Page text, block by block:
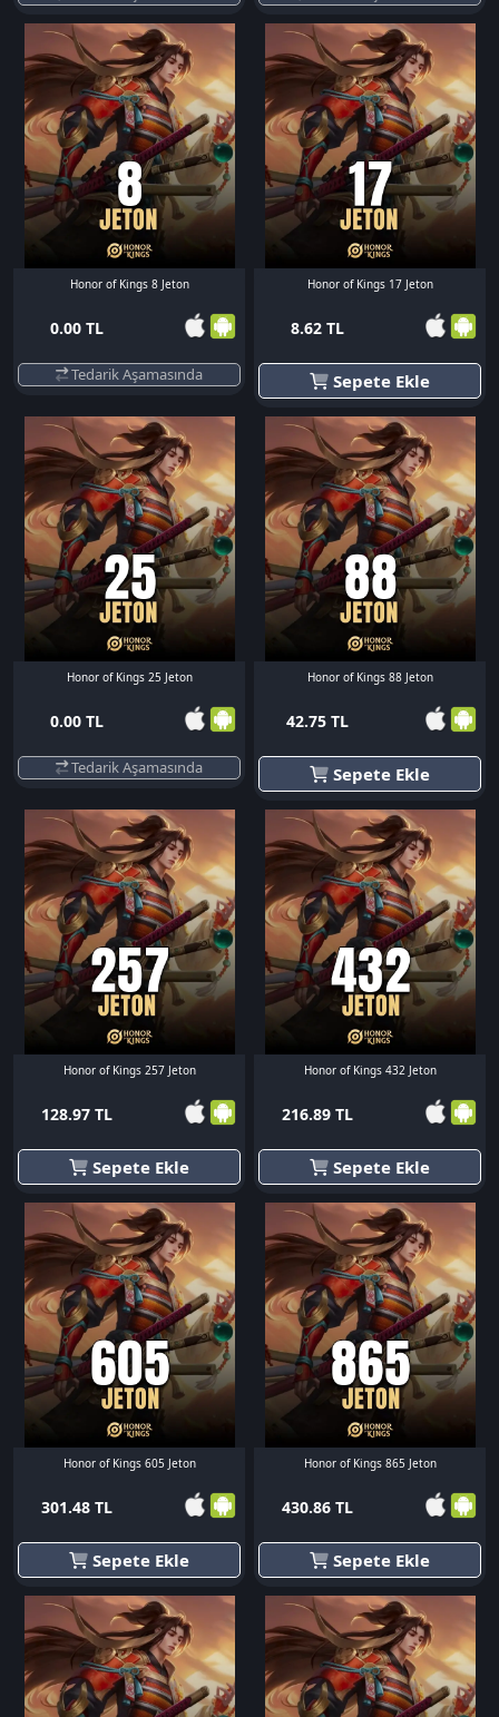
Honor of Kings 8 Jeton
0.00 TL
Tedarik Aşamasında
Honor of Kings 17 Jeton
8.62 TL
Sepete Ekle
Honor of Kings 25 Jeton
0.00 TL
Tedarik Aşamasında
Honor of Kings 88 Jeton
42.75 TL
Sepete Ekle
Honor of Kings 257 Jeton
128.97 TL
Sepete Ekle
Honor of Kings 432 Jeton
216.89 TL
Sepete Ekle
Honor of Kings 605 Jeton
301.48 TL
Sepete Ekle
Honor of Kings 865 Jeton
430.86 TL
Sepete Ekle